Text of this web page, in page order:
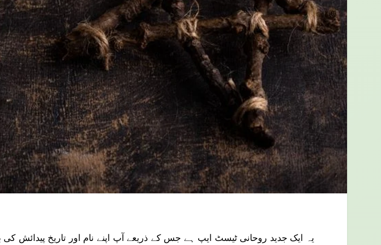
یہ ایک جدید روحانی ٹیسٹ ایپ ہے جس کے ذریعے آپ اپنے نام اور تاریخ پیدائش کی